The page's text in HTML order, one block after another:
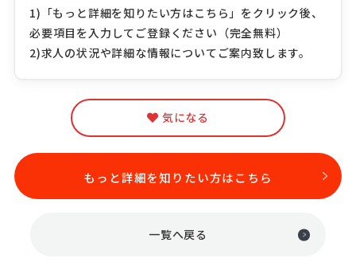
1)「もっと詳細を知りたい方はこちら」をクリック後、
必要項目を入力してご登録ください（完全無料）
2)求人の状況や詳細な情報についてご案内致します。
気になる
もっと詳細を知りたい方はこちら
一覧へ戻る